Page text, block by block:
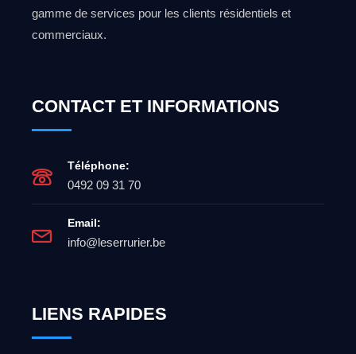
gamme de services pour les clients résidentiels et
commerciaux.
CONTACT ET INFORMATIONS
Téléphone:
0492 09 31 70
Email:
info@leserrurier.be
LIENS RAPIDES